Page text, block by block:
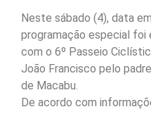
Neste sábado (4), data
programação especial foi
com o 6º Passeio
João Francisco pelo
de Macabu.
De acordo com